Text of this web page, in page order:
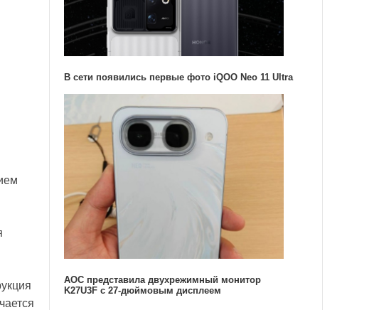
В сети появились первые фото iQOO Neo 11 Ultra
AOC представила двухрежимный монитор
K27U3F с 27-дюймовым дисплеем